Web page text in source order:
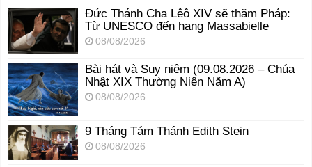
Đức Thánh Cha Lêô XIV sẽ thăm Pháp:
Từ UNESCO đến hang Massabielle
08/08/2026
Bài hát và Suy niệm (09.08.2026 – Chúa
Nhật XIX Thường Niên Năm A)
08/08/2026
9 Tháng Tám Thánh Edith Stein
08/08/2026